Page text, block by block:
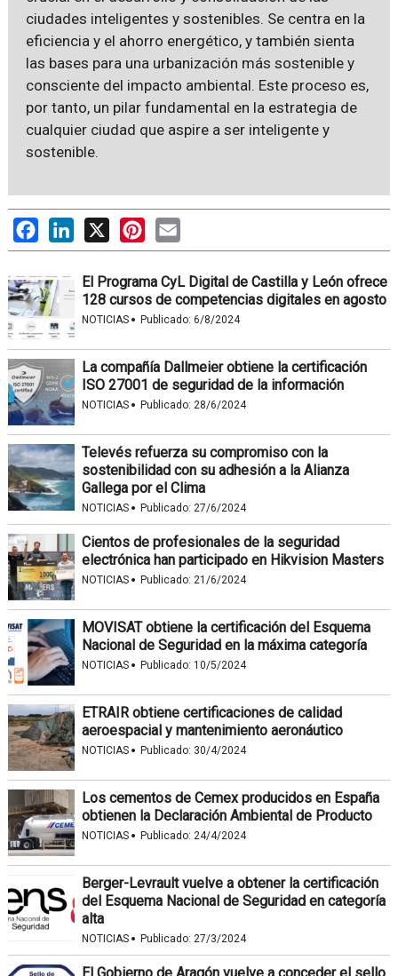
ciudades inteligentes y sostenibles. Se centra en la
eficiencia y el ahorro energético, y también sienta
las bases para una urbanización más sostenible y
consciente del impacto ambiental. Este proceso es,
por tanto, un pilar fundamental en la estrategia de
cualquier ciudad que aspire a ser inteligente y
sostenible.
FacebookLinkedIn
X PinterestEmail
El Programa CyL Digital de Castilla y León ofrece
128 cursos de competencias digitales en agosto
NOTICIAS · Publicado: 6/8/2024
La compañía Dallmeier obtiene la certificación
ISO 27001 de seguridad de la información
NOTICIAS · Publicado: 28/6/2024
Televés refuerza su compromiso con la
sostenibilidad con su adhesión a la Alianza
Gallega por el Clima
NOTICIAS · Publicado: 27/6/2024
Cientos de profesionales de la seguridad
electrónica han participado en Hikvision Masters
NOTICIAS · Publicado: 21/6/2024
MOVISAT obtiene la certificación del Esquema
Nacional de Seguridad en la máxima categoría
NOTICIAS · Publicado: 10/5/2024
ETRAIR obtiene certificaciones de calidad
aeroespacial y mantenimiento aeronáutico
NOTICIAS · Publicado: 30/4/2024
Los cementos de Cemex producidos en España
obtienen la Declaración Ambiental de Producto
NOTICIAS · Publicado: 24/4/2024
Berger-Levrault vuelve a obtener la certificación
del Esquema Nacional de Seguridad en categoría
alta
NOTICIAS · Publicado: 27/3/2024